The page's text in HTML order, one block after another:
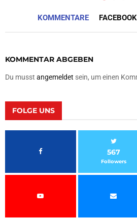
KOMMENTARE
KOMMENTAR ABGEBEN
Du musst angemeldet sein, um einen
FOLGE UNS
567
Followers